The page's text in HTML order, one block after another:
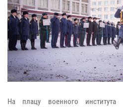
На плацу военного института